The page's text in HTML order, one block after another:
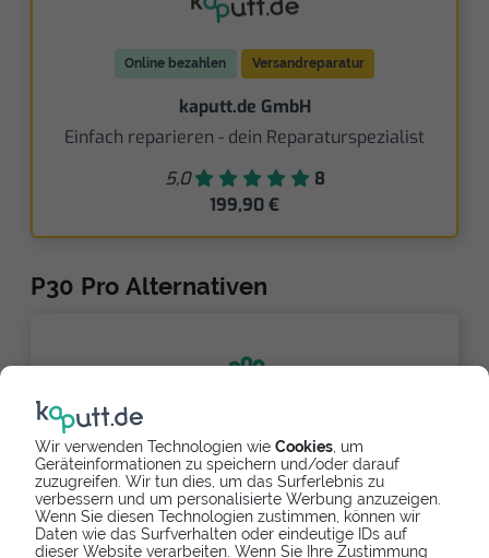
Wir verwenden Technologien wie Cookies , um
Geräteinformationen zu speichern und/oder darauf
zuzugreifen. Wir tun dies, um das Surferlebnis zu
verbessern und um personalisierte Werbung anzuzeigen.
Wenn Sie diesen Technologien zustimmen, können wir
Daten wie das Surfverhalten oder eindeutige IDs auf
dieser Website verarbeiten. Wenn Sie Ihre Zustimmung
Online bezahlen Versandreparatur
kaputt.de GmbH
Einfach reparieren - dein Reparaturspezialist
5,0
8
199,90 €
P30 Pro Alternativen
Partnerlink